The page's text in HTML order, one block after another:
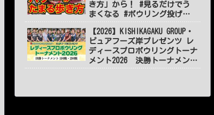
き方」から！ #見るだけでう
まくなる #ボウリング投げ方
【2026】KISHIKAGAKU GROUP・
ピュアフーズ岸プレゼンツ レ
ディースプロボウリングトーナ
メント2026 決勝トーナメント